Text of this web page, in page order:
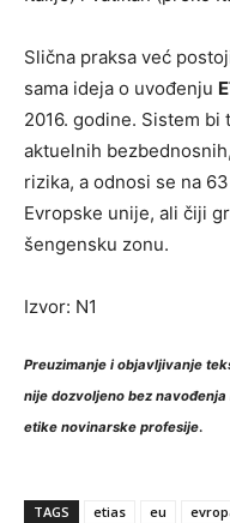
Slična praksa već
sama ideja o uvođenju
2016. godine. Sistem
aktuelnih
rizika, a odnosi se na
Evropske unije, ali čiji
šengensku zonu.
Izvor: N1
Preuzimanje i objavljivanje
nije dozvoljeno bez
etike novinarske profesije.
TAGS etias eu